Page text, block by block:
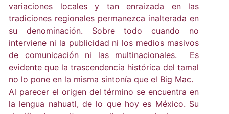
variaciones locales y tan enraizada en las
tradiciones regionales permanezca inalterada en
su denominación. Sobre todo cuando no
interviene ni la publicidad ni los medios masivos
de comunicación ni las multinacionales. Es
evidente que la trascendencia histórica del tamal
no lo pone en la misma sintonía que el Big Mac.
Al parecer el origen del término se encuentra en
la lengua nahuatl, de lo que hoy es México. Su